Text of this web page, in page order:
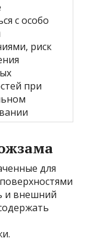
с особо
риск
при
для
и внешний